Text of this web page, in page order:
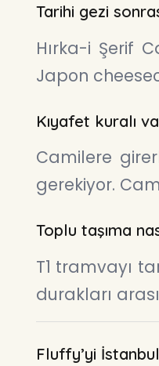
Tarihi gezi
Hırka-i Şerif
Japon
Kıyafet kuralı
Camilere
gerekiyor.
Toplu taşıma
T1 tramvayı
durakları
Fluffy’yi